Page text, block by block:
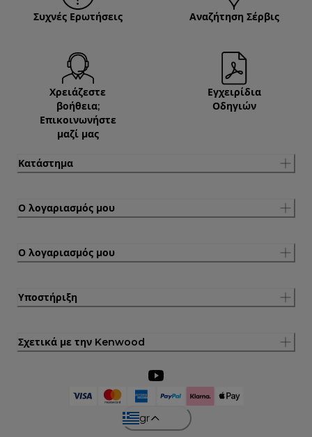
Συχνές Ερωτήσεις Αναζήτηση Σέρβις
Χρειάζεστε
βοήθεια;
Επικοινωνήστε
μαζί μας
Εγχειρίδια
Οδηγιών
Κατάστημα
Ο λογαριασμός μου
Ο λογαριασμός μου
Υποστήριξη
Σχετικά με την Kenwood
gr